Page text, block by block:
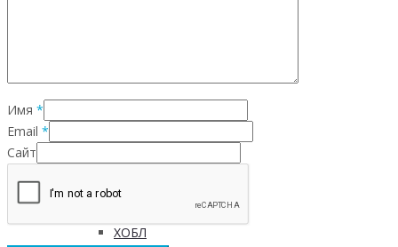
Сахарного диабета
ХОБЛ
Имя *
Email *
Сайт